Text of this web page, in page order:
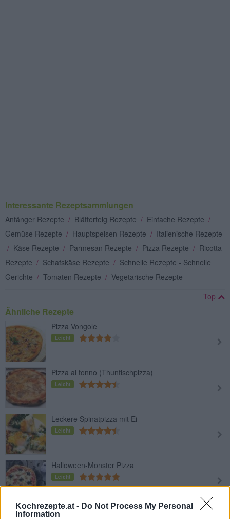
Kochrezepte.at - Do Not Process My Personal
Information
Interessante Rezeptsammlungen
Anfänger Rezepte / Blätterteig Rezepte / Einfache Rezepte /
Gemüse Rezepte / Hauptspeisen Rezepte / Italienische Rezepte
/ Käse Rezepte / Parmesan Rezepte / Pizza Rezepte / Ricotta
Rezepte / Schafskäse Rezepte / Schnelle Rezepte - Schnelle
Gerichte / Tomaten Rezepte / Vegetarische Rezepte
Top
Ähnliche Rezepte
Pizza Vongole
Leicht
Pizza al tonno (Thunfischpizza)
Leicht
Leckere Spinatpizza mit Ei
Leicht
Halloween-Monster Pizza
Leicht
Bärlauchpizza